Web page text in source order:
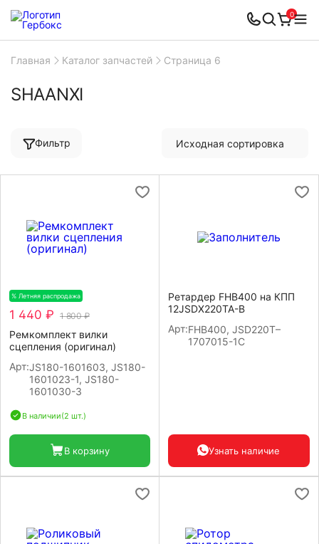
0
Главная Каталог запчастей Страница 6
SHAANXI
Фильтр
% Летняя распродажа
1 440 ₽ 1 800 ₽
Ремкомплект вилки
сцепления (оригинал)
Арт:JS180-1601603, JS180-
1601023-1, JS180-
1601030-3
В наличии(2 шт.)
В корзину
Ретардер FHB400 на КПП
12JSDX220TA-B
Арт:FHB400, JSD220T–
1707015-1C
Узнать наличие